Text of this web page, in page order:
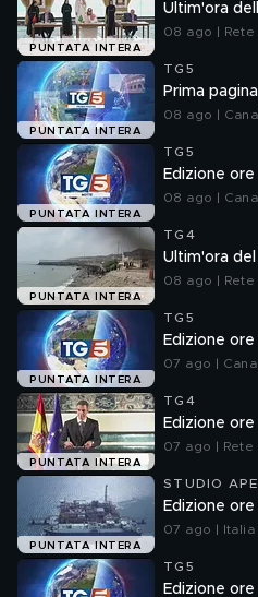
PUNTATA INTERA
Ultim'ora
08 ago | Rete
PUNTATA INTERA
TG5
Prima
08 ago |
PUNTATA INTERA
TG5
Edizione
08 ago |
PUNTATA INTERA
TG4
Ultim'ora
08 ago | Rete
PUNTATA INTERA
TG5
Edizione
07 ago |
PUNTATA INTERA
TG4
Edizione
07 ago | Rete
PUNTATA INTERA
STUDIO
Edizione
07 ago | Italia
TG5
Edizione